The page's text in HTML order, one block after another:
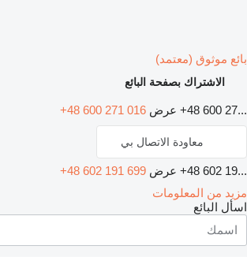
بائع موثوق (معتمد)
الاشتراك بصفحة البائع
+48 600 27... عرض +48 600 271 016
معاودة الاتصال بي
+48 602 19... عرض +48 602 191 699
مزيد من المعلومات
اسأل البائع